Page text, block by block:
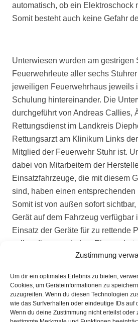
Zustimmung
Um dir ein optimales Erlebnis zu bieten,
Cookies, um Geräteinformationen zu
zuzugreifen. Wenn du diesen Technologien
wie das Surfverhalten oder eindeutige IDs auf
Wenn du deine Zustimmung nicht erteilst oder
automatisch, ob ein Elektroschock
Somit besteht auch keine Gefahr
Unterwiesen wurden am gestrigen
Feuerwehrleute aller sechs
jeweiligen Feuerwehrhaus jeweils
Schulung hintereinander. Die
durchgeführt von Andreas Callies,
Rettungsdienst im Landkreis
Rettungsarzt am Klinikum Links
Mitglied der Feuerwehr Stuhr ist.
dabei von Mitarbeitern der
Einsatzfahrzeuge, die mit diesem
sind, haben einen
Somit ist von außen sofort
Gerät auf dem Fahrzeug verfügbar
Einsatz der Geräte für zu rettende
sollen diese auch dem
Einsatzkräfte dienen.
Bilder
{gallery}Heiligenrode/aktuelles-
presse/aktuelles/2015/AED{/